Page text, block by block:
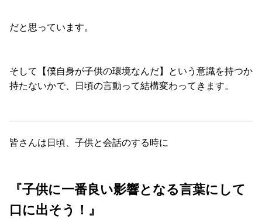
だと思っています。
そして【僕自身が子供の環境なんだ】という意識を持つか
持たないかで、日頃の言動って結構変わってきます。
皆さんは日頃、子供と会話のする時に
『子供に一番良い影響となる言葉にして
口に出そう！』